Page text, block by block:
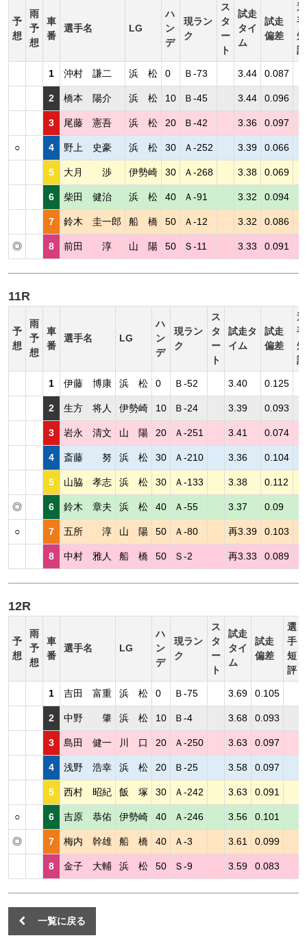
予
想
雨
予
想
車
番
選手名 LG
ハ
ン
デ
現ラン
ク
ス
タ
ー
ト
試走
タイ
ム
試走
偏差
選
手
短
評
1 沖村 謙二 浜 松 0 Ｂ-73 3.44 0.087
2 橋本 陽介 浜 松 10 Ｂ-45 3.44 0.096
3 尾藤 憲吾 浜 松 20 Ｂ-42 3.36 0.097
○ 4 野上 史豪 浜 松 30 Ａ-252 3.39 0.066
5 大月 渉 伊勢崎 30 Ａ-268 3.38 0.069
6 柴田 健治 浜 松 40 Ａ-91 3.32 0.094
7 鈴木 圭一郎 船 橋 50 Ａ-12 3.32 0.086
◎ 8 前田 淳 山 陽 50 Ｓ-11 3.33 0.091
11R
予
想
雨
予
想
車
番
選手名 LG
ハ
ン
デ
現ラン
ク
ス
タ
ー
ト
試走タ
イム
試走
偏差
選
手
短
評
1 伊藤 博康 浜 松 0 Ｂ-52 3.40 0.125
2 生方 将人 伊勢崎 10 Ｂ-24 3.39 0.093
3 岩永 清文 山 陽 20 Ａ-251 3.41 0.074
4 斎藤 努 浜 松 30 Ａ-210 3.36 0.104
5 山脇 孝志 浜 松 30 Ａ-133 3.38 0.112
◎ 6 鈴木 章夫 浜 松 40 Ａ-55 3.37 0.09
○ 7 五所 淳 山 陽 50 Ａ-80 再3.39 0.103
8 中村 雅人 船 橋 50 Ｓ-2 再3.33 0.089
12R
予
想
雨
予
想
車
番
選手名 LG
ハ
ン
デ
現ラン
ク
ス
タ
ー
ト
試走
タイ
ム
試走
偏差
選
手
短
評
1 吉田 富重 浜 松 0 Ｂ-75 3.69 0.105
2 中野 肇 浜 松 10 Ｂ-4 3.68 0.093
3 島田 健一 川 口 20 Ａ-250 3.63 0.097
4 浅野 浩幸 浜 松 20 Ｂ-25 3.58 0.097
5 西村 昭紀 飯 塚 30 Ａ-242 3.63 0.091
○ 6 吉原 恭佑 伊勢崎 40 Ａ-246 3.56 0.101
◎ 7 梅内 幹雄 船 橋 40 Ａ-3 3.61 0.099
8 金子 大輔 浜 松 50 Ｓ-9 3.59 0.083
一覧に戻る